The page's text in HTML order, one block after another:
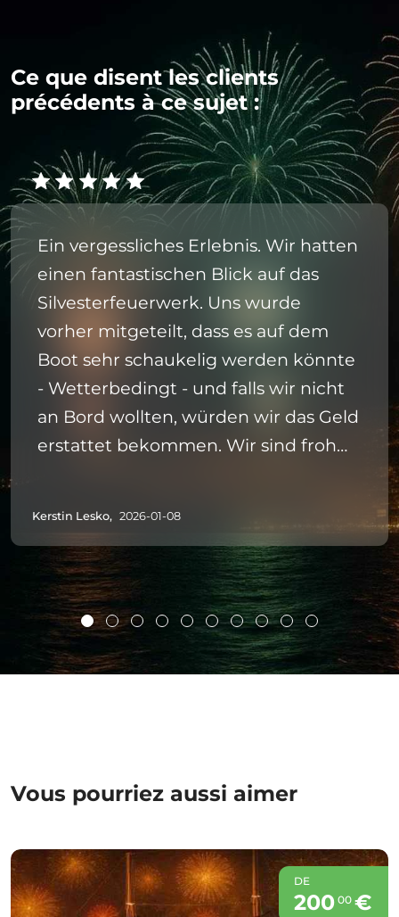
Ce que disent les clients
précédents à ce sujet :
Ein vergessliches Erlebnis. Wir hatten
einen fantastischen Blick auf das
Silvesterfeuerwerk. Uns wurde
vorher mitgeteilt, dass es auf dem
Boot sehr schaukelig werden könnte
- Wetterbedingt - und falls wir nicht
an Bord wollten, würden wir das Geld
erstattet bekommen. Wir sind froh
Kerstin Lesko, 2026-01-08
Vous pourriez aussi aimer
DE
200 00€